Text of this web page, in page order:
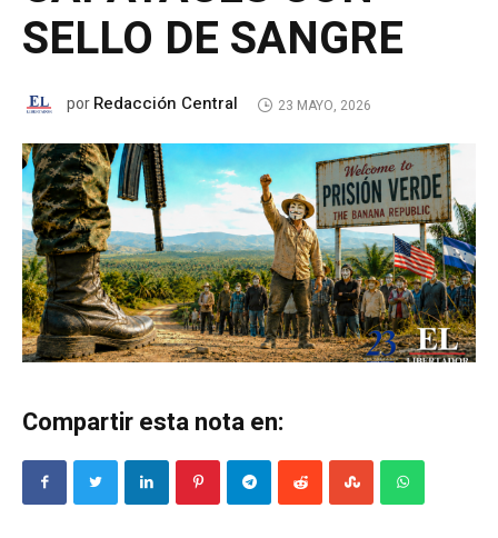
SELLO DE SANGRE
porRedacción Central 23 MAYO, 2026
Compartir esta nota en: